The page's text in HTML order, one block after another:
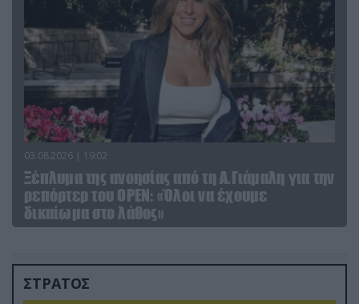
03.08.2026 | 19:02
Ξέπλυμα της ανοησίας από τη Α.Γιάμαλη για την
ρεπόρτερ του ΟΡΕΝ: «Όλοι να έχουμε
δικαίωμα στο λάθος»
ΣΤΡΑΤΟΣ